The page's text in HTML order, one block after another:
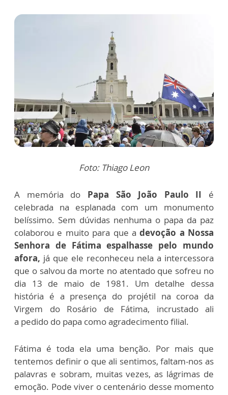
Foto: Thiago Leon
A memória do Papa São João Paulo II
é
celebrada na esplanada com um monumento
belíssimo. Sem dúvidas nenhuma o papa da paz
colaborou e muito para que adevoção a Nossa
Senhora de Fátima espalhasse pelo mundo
afora, já que ele reconheceu nela a intercessora
que o salvou da morte no atentado que sofreu no
dia 13 de maio de 1981. Um detalhe dessa
história é a presença do projétil na coroa da
Virgem do Rosário de Fátima, incrustado ali
a pedido do papa como agradecimento filial.
Fátima é toda ela uma benção. Por mais que
tentemos definir o que ali sentimos, faltam-nos as
palavras e sobram, muitas vezes, as lágrimas de
emoção. Pode viver o centenário desse momento